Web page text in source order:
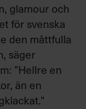
glamour och
för svenska
den måttfulla
säger
”Hellre en
än en